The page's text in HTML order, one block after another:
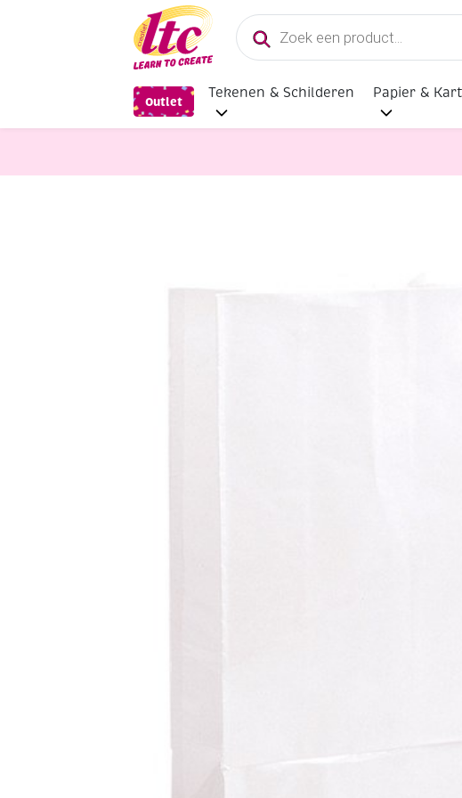
Producten
zoeken
Outlet
Tekenen & Schilderen Papier &